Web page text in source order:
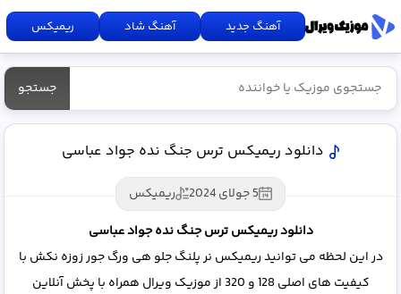
آهنگ جدید آهنگ شاد ریمیکس
جستجو
دانلود ریمیکس ترس جنگ نده جواد عباسی
5 جولای 2024
ریمیکس
دانلود ریمیکس ترس جنگ نده جواد عباسی
در این لحظه می توانید ریمیکس نر پلنگ جلو هی ورگ جور زوزه نکش با
کیفیت های اصلی 128 و 320 از موزیک ویرال همراه با پخش آنلاین